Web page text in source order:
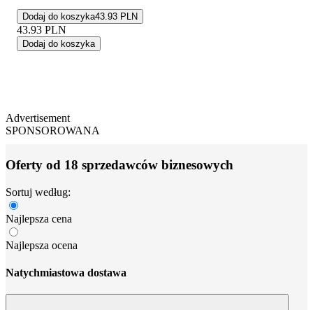
Dodaj do koszyka43.93 PLN
43.93 PLN
Dodaj do koszyka
Advertisement
SPONSOROWANA
Oferty od 18 sprzedawców biznesowych
Sortuj według:
Najlepsza cena
Najlepsza ocena
Natychmiastowa dostawa